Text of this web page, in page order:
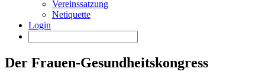
Vereinssatzung
Netiquette
Login
Der Frauen-Gesundheitskongress